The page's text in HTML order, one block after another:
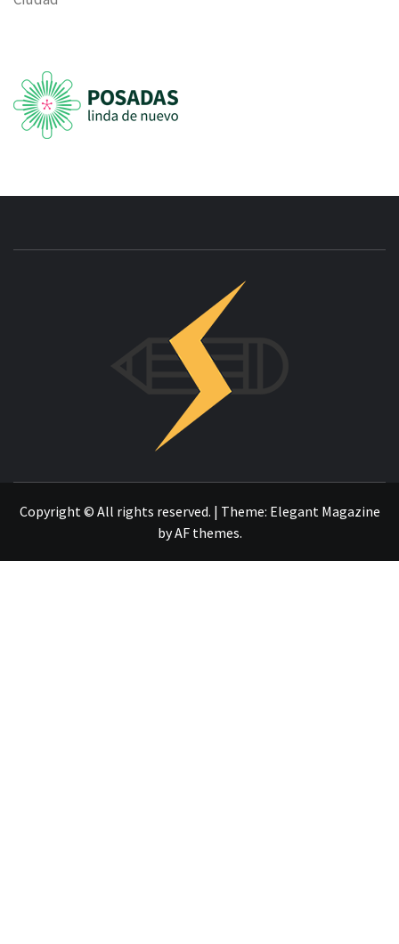
Copyright © All rights reserved. | Theme: Elegant Magazine
byAF themes.